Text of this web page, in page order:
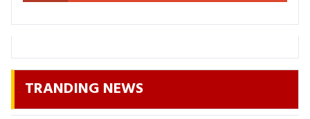
TRANDING NEWS